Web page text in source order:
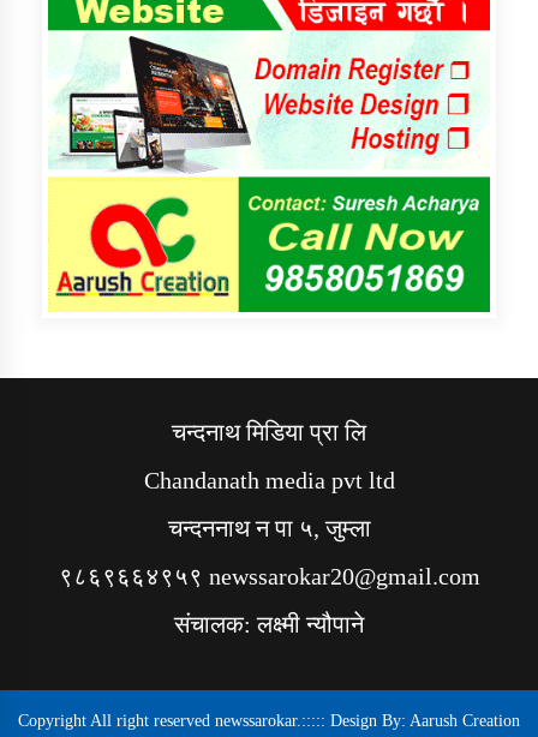
चन्दनाथ मिडिया प्रा लि
Chandanath media pvt ltd
चन्दननाथ न पा ५, जुम्ला
९८६९६६४९५९ newssarokar20@gmail.com
संचालक: लक्ष्मी न्यौपाने
Copyright All right reserved newssarokar.::::: Design By: Aarush Creation